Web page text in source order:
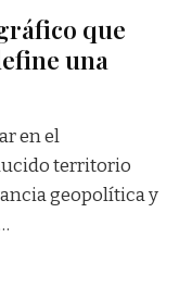
que
una
en el
territorio
geopolítica y